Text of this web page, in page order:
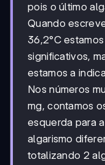
pois o último
Quando
36,2°C
significativos,
estamos a
Nos números
mg, contamos
esquerda para
algarismo
totalizando 2